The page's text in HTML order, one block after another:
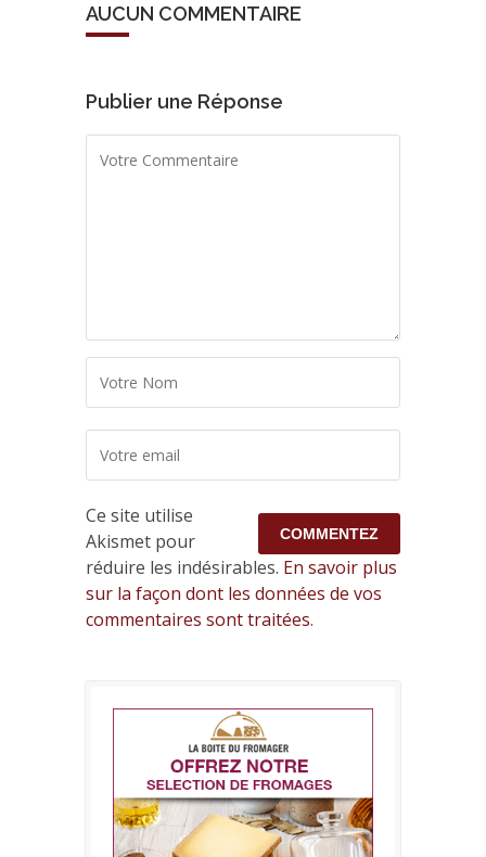
AUCUN COMMENTAIRE
Publier une Réponse
Ce site utilise
Akismet pour
réduire les indésirables. En savoir plus
sur la façon dont les données de vos
commentaires sont traitées.